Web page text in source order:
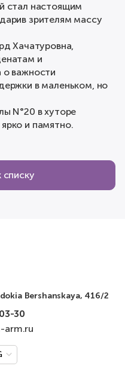
стал настоящим
зрителям массу
Хачатуровна,
и
о важности
в маленьком, но
N°20 в хуторе
и памятно.
списку
Bershanskaya, 416/2
30
arm.ru